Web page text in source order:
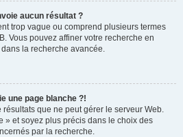
aucun résultat ?
trop vague ou comprend plusieurs termes
Vous pouvez affiner votre recherche en
la recherche avancée.
une page blanche ?!
que ne peut gérer le serveur Web.
» et soyez plus précis dans le choix des
par la recherche.